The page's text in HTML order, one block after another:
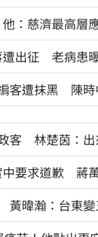
：慈濟最高層
遭出征 老病患
客遭抹黑 陳時
客 林楚茵：出
中要求道歉 蔣
暐瀚：台東變